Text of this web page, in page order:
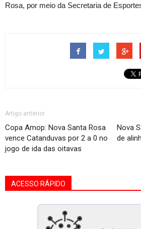
Rosa, por meio da Secretaria de
Artigo anterior
Copa Amop: Nova Santa Rosa
vence Catanduvas por 2 a 0 no
jogo de ida das oitavas
Nova
de
ACESSO RÁPIDO